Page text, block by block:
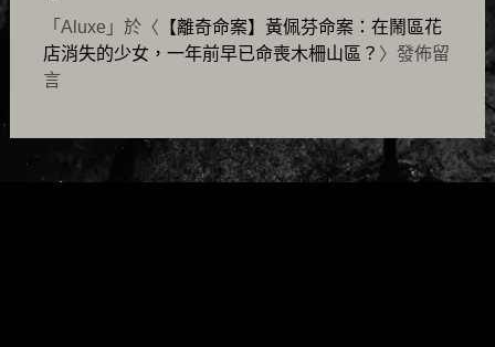
「 Aluxe 」於〈 【離奇命案】黃佩芬命案：在鬧區花
店消失的少女，一年前早已命喪木柵山區？ 〉發佈留
言